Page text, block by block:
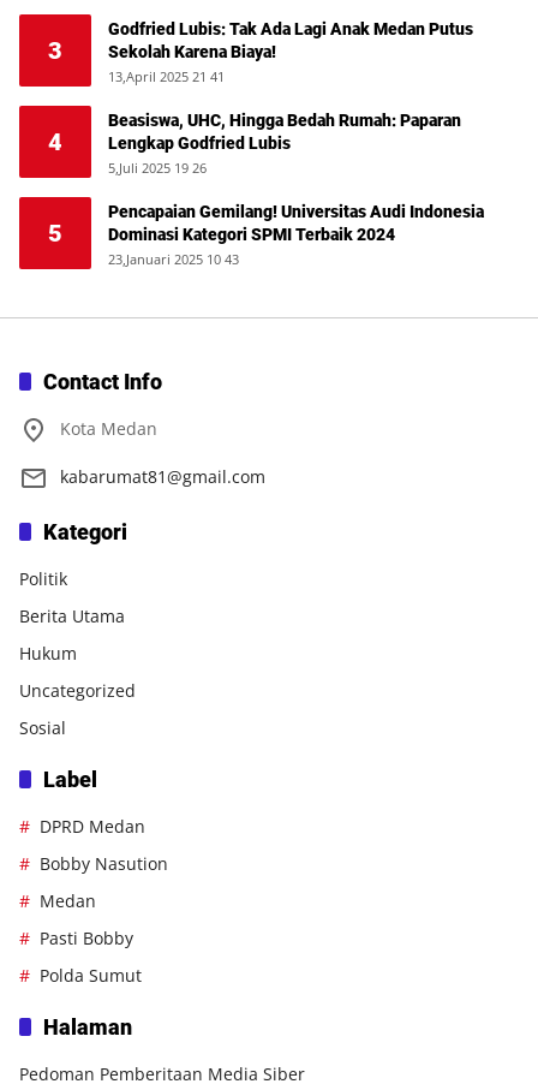
3
Godfried Lubis: Tak Ada Lagi Anak Medan Putus
Sekolah Karena Biaya!
13,April 2025 21 41
4
Beasiswa, UHC, Hingga Bedah Rumah: Paparan
Lengkap Godfried Lubis
5,Juli 2025 19 26
5
Pencapaian Gemilang! Universitas Audi Indonesia
Dominasi Kategori SPMI Terbaik 2024
23,Januari 2025 10 43
Contact Info
Kota Medan
kabarumat81@gmail.com
Kategori
Politik
Berita Utama
Hukum
Uncategorized
Sosial
Label
DPRD Medan
Bobby Nasution
Medan
Pasti Bobby
Polda Sumut
Halaman
Pedoman Pemberitaan Media Siber